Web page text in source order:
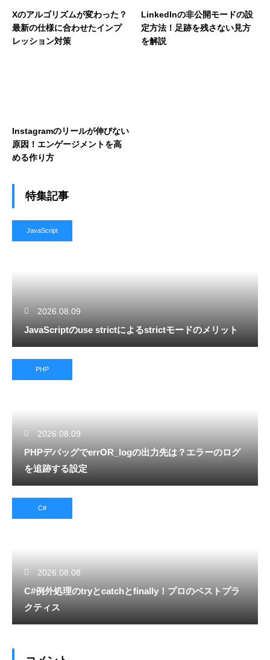
Xのアルゴリズムが変わった？
最新の仕様に合わせたインプ
レッション対策
LinkedInの非公開モードの設
定方法！足跡を残さない見方
を解説
Instagramのリールが伸びない
原因！エンゲージメントを高
める作り方
特集記事
JavaScript
2026.08.09
JavaScriptのuse strictによるstrictモードのメリット
PHP
2026.08.09
PHPデバッグでerrOR_logの出力先は？エラーのログ
を追跡する設定
C#
2026.08.08
C#例外処理のtryとcatchとfinally！プロのベストプラ
クティス